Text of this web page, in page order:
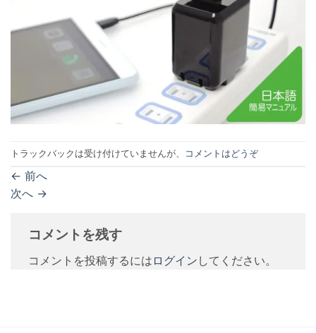
トラックバックは受け付けていませんが、 コメントはどうぞ
← 前へ
次へ →
コメントを残す
コメントを投稿するには ログイン してください。